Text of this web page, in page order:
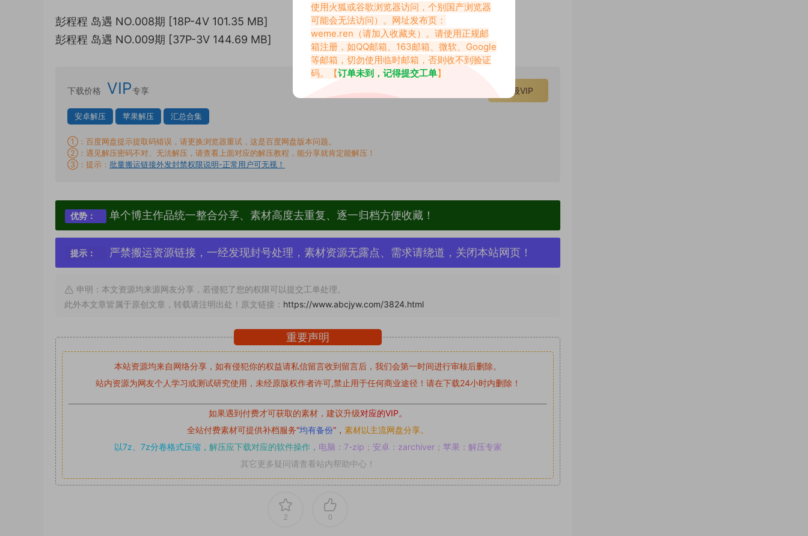
彭程程 岛遇 NO.008期 [18P-4V 101.35 MB]
彭程程 岛遇 NO.009期 [37P-3V 144.69 MB]
下载价格 VIP专享 升级VIP
安卓解压 苹果解压 汇总合集
①：百度网盘提示提取码错误，请更换浏览器重试，这是百度网盘版本问题。
②：遇见解压密码不对、无法解压，请查看上面对应的解压教程，能分享就肯定能解压！
③：提示： 批量搬运链接外发封禁权限说明-正常用户可无视！
优势： 单个博主作品统一整合分享、素材高度去重复、逐一归档方便收藏！
提示： 严禁搬运资源链接，一经发现封号处理，素材资源无露点、需求请绕道，关闭本站网页！
申明：本文资源均来源网友分享，若侵犯了您的权限可以提交工单处理。
此外本文章皆属于原创文章，转载请注明出处！原文链接： https://www.abcjyw.com/3824.html
重要声明
本站资源均来自网络分享，如有侵犯你的权益请私信留言收到留言后，我们会第一时间进行审核后删除。
站内资源为网友个人学习或测试研究使用，未经原版权作者许可,禁止用于任何商业途径！请在下载24小时内删除！
如果遇到付费才可获取的素材，建议升级对应的VIP。
全站付费素材可提供补档服务“均有备份”， 素材以主流网盘分享。
以7z、7z分卷格式压缩， 解压应下载对应的软件操作， 电脑：7-zip；安卓：zarchiver；苹果：解压专家
其它更多疑问请查看站内帮助中心！
2 0
使用火狐或谷歌浏览器访问，个别国产浏览器
可能会无法访问）。网址发布页：
weme.ren （请加入收藏夹）。请使用正规邮
箱注册，如QQ邮箱、163邮箱、微软、Google
等邮箱，切勿使用临时邮箱，否则收不到验证
码。【订单未到，记得提交工单】